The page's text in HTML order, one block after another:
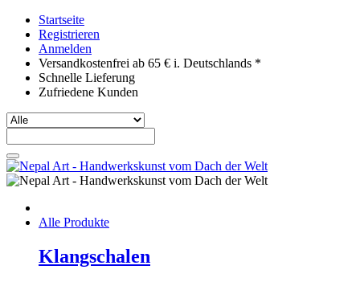
Startseite
Registrieren
Anmelden
Versandkostenfrei ab 65 € i. Deutschlands *
Schnelle Lieferung
Zufriedene Kunden
Alle Produkte
Klangschalen